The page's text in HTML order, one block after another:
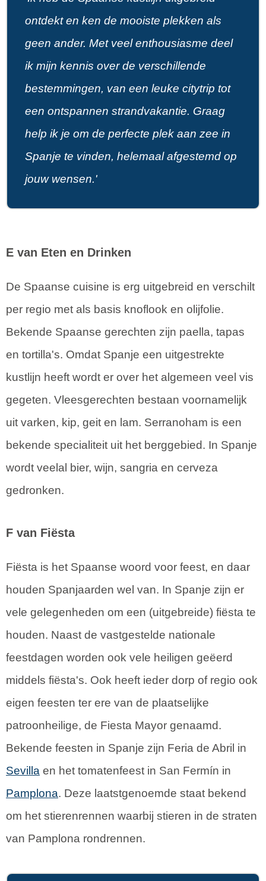
ontdekt en ken de mooiste plekken als
geen ander. Met veel enthousiasme deel
ik mijn kennis over de verschillende
bestemmingen, van een leuke citytrip tot
een ontspannen strandvakantie. Graag
help ik je om de perfecte plek aan zee in
Spanje te vinden, helemaal afgestemd op
jouw wensen.'
E van Eten en Drinken
De Spaanse cuisine is erg uitgebreid en verschilt
per regio met als basis knoflook en olijfolie.
Bekende Spaanse gerechten zijn paella, tapas
en tortilla's. Omdat Spanje een uitgestrekte
kustlijn heeft wordt er over het algemeen veel vis
gegeten. Vleesgerechten bestaan voornamelijk
uit varken, kip, geit en lam. Serranoham is een
bekende specialiteit uit het berggebied. In Spanje
wordt veelal bier, wijn, sangria en cerveza
gedronken.
F van Fiësta
Fiësta is het Spaanse woord voor feest, en daar
houden Spanjaarden wel van. In Spanje zijn er
vele gelegenheden om een (uitgebreide) fiësta te
houden. Naast de vastgestelde nationale
feestdagen worden ook vele heiligen geëerd
middels fiësta's. Ook heeft ieder dorp of regio ook
eigen feesten ter ere van de plaatselijke
patroonheilige, de Fiesta Mayor genaamd.
Bekende feesten in Spanje zijn Feria de Abril in
Sevilla en het tomatenfeest in San Fermín in
Pamplona. Deze laatstgenoemde staat bekend
om het stierenrennen waarbij stieren in de straten
van Pamplona rondrennen.